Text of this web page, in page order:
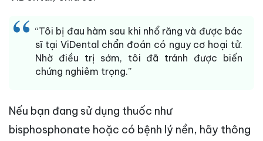
“Tôi bị đau hàm sau khi nhổ răng và được bác
sĩ tại ViDental chẩn đoán có nguy cơ hoại tử.
Nhờ điều trị sớm, tôi đã tránh được biến
chứng nghiêm trọng.”
Nếu bạn đang sử dụng thuốc như
bisphosphonate hoặc có bệnh lý nền, hãy thông